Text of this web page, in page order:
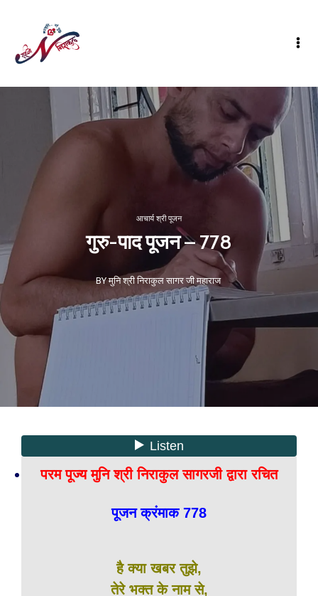
आचार्य श्री पूजन
गुरु-पाद पूजन – 778
BY मुनि श्री निराकुल सागर जी महाराज
परम पूज्य मुनि श्री निराकुल सागरजी द्वारा रचित
पूजन क्रंमाक 778
है क्या खबर तुझे,
तेरे भक्त के नाम से,